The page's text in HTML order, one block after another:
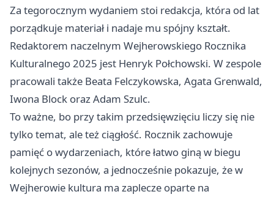
Za tegorocznym wydaniem stoi redakcja, która od lat
porządkuje materiał i nadaje mu spójny kształt.
Redaktorem naczelnym Wejherowskiego Rocznika
Kulturalnego 2025 jest Henryk Połchowski. W zespole
pracowali także Beata Felczykowska, Agata Grenwald,
Iwona Block oraz Adam Szulc.
To ważne, bo przy takim przedsięwzięciu liczy się nie
tylko temat, ale też ciągłość. Rocznik zachowuje
pamięć o wydarzeniach, które łatwo giną w biegu
kolejnych sezonów, a jednocześnie pokazuje, że w
Wejherowie kultura ma zaplecze oparte na